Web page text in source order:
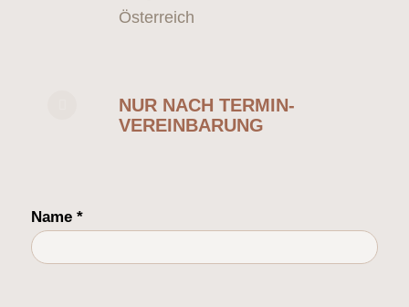
Österreich
NUR NACH TERMIN­
VEREINBARUNG
Name *